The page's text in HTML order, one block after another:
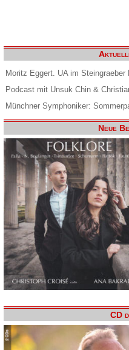
Moritz Eggert. UA im
Podcast mit Unsuk Chin &
Münchner Symphoniker:
Neue
CD